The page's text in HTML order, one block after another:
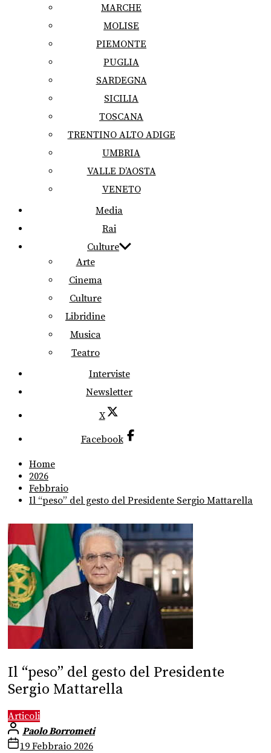
MARCHE
MOLISE
PIEMONTE
PUGLIA
SARDEGNA
SICILIA
TOSCANA
TRENTINO ALTO ADIGE
UMBRIA
VALLE D’AOSTA
VENETO
Media
Rai
Culture
Arte
Cinema
Culture
Libridine
Musica
Teatro
Interviste
Newsletter
X
Facebook
Home
2026
Febbraio
Il “peso” del gesto del Presidente Sergio Mattarella
Il “peso” del gesto del Presidente
Sergio Mattarella
Articoli
Paolo Borrometi
19 Febbraio 2026